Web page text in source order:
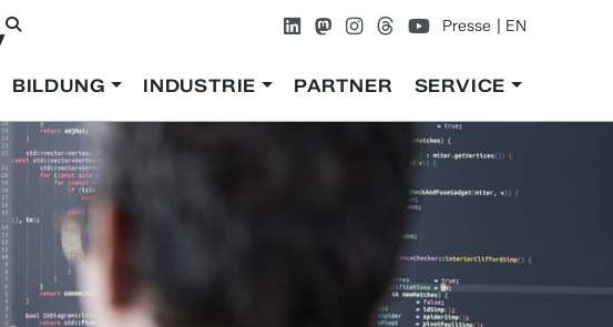
Presse EN
BILDUNG INDUSTRIE PARTNER SERVICE